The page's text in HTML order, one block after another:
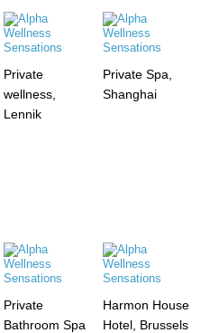
Private
wellness,
Lennik
Private Spa,
Shanghai
Private
Bathroom Spa
Harmon House
Hotel, Brussels